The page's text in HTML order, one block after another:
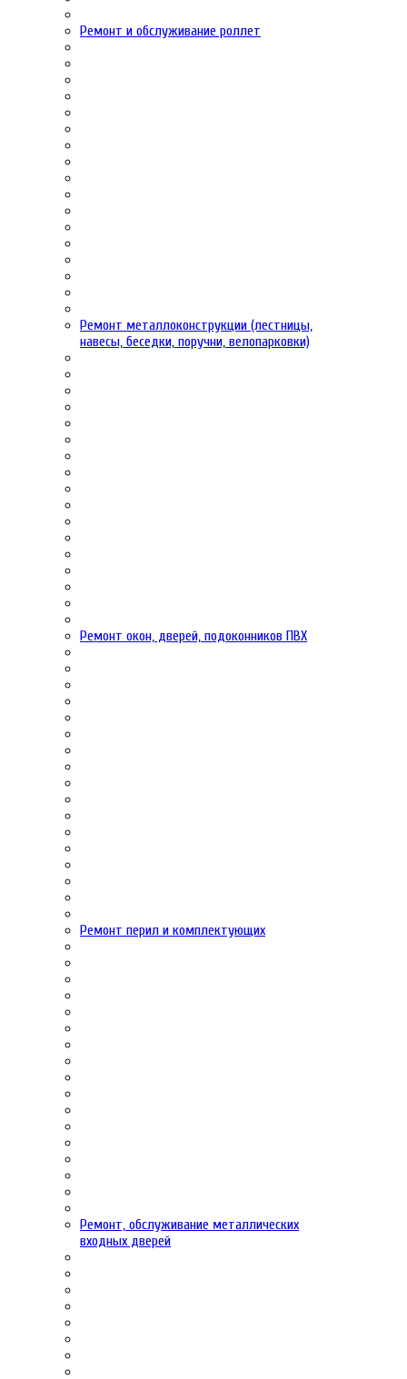
Ремонт и обслуживание роллет
Ремонт металлоконструкции (лестницы,
навесы, беседки, поручни, велопарковки)
Ремонт окон, дверей, подоконников ПВХ
Ремонт перил и комплектующих
Ремонт, обслуживание металлических
входных дверей